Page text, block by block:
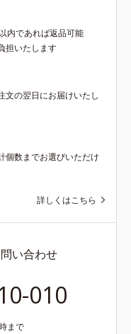
内であれば返品可能
担いたします
文の翌日にお届けいたし
個数までお選びいただけ
詳しくはこちら
い合わせ
010
まで